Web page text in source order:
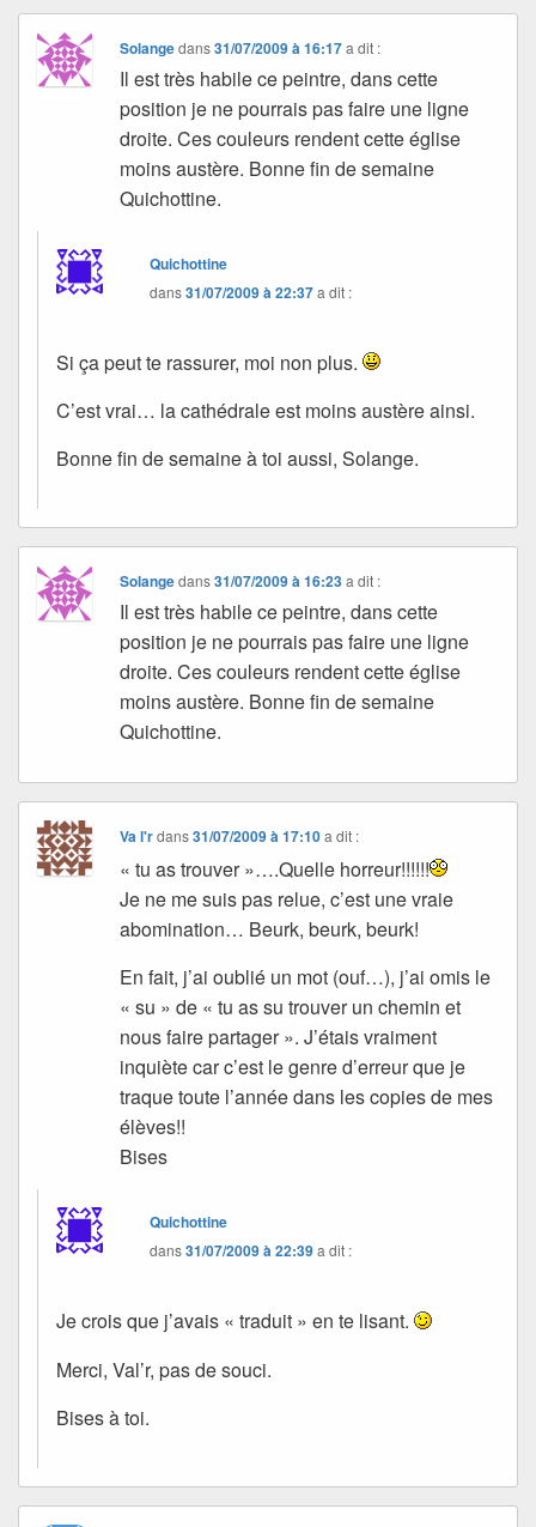
Solangedans31/07/2009 à 16:17 a dit :
Il est très habile ce peintre, dans cette
position je ne pourrais pas faire une ligne
droite. Ces couleurs rendent cette église
moins austère. Bonne fin de semaine
Quichottine.
Quichottine
dans31/07/2009 à 22:37a dit :
Si ça peut te rassurer, moi non plus.
C’est vrai… la cathédrale est moins austère ainsi.
Bonne fin de semaine à toi aussi, Solange.
Solangedans31/07/2009 à 16:23 a dit :
Il est très habile ce peintre, dans cette
position je ne pourrais pas faire une ligne
droite. Ces couleurs rendent cette église
moins austère. Bonne fin de semaine
Quichottine.
Va l'rdans31/07/2009 à 17:10 a dit :
« tu as trouver »….Quelle horreur!!!!!!
Je ne me suis pas relue, c’est une vraie
abomination… Beurk, beurk, beurk!
En fait, j’ai oublié un mot (ouf…), j’ai omis le
« su » de « tu as su trouver un chemin et
nous faire partager ». J’étais vraiment
inquiète car c’est le genre d’erreur que je
traque toute l’année dans les copies de mes
élèves!!
Bises
Quichottine
dans31/07/2009 à 22:39a dit :
Je crois que j’avais « traduit » en te lisant.
Merci, Val’r, pas de souci.
Bises à toi.